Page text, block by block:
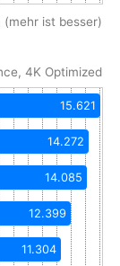
(mehr ist besser)
4K Optimized
15.621
14.272
14.085
12.399
11.304